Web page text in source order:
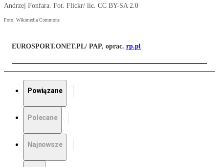
Andrzej Fonfara. Fot. Flickr/ lic. CC BY-SA 2.0
Foto: Wikimedia Commons
EUROSPORT.ONET.PL/ PAP, oprac. rp.pl
Powiązane
Polecane
Najnowsze